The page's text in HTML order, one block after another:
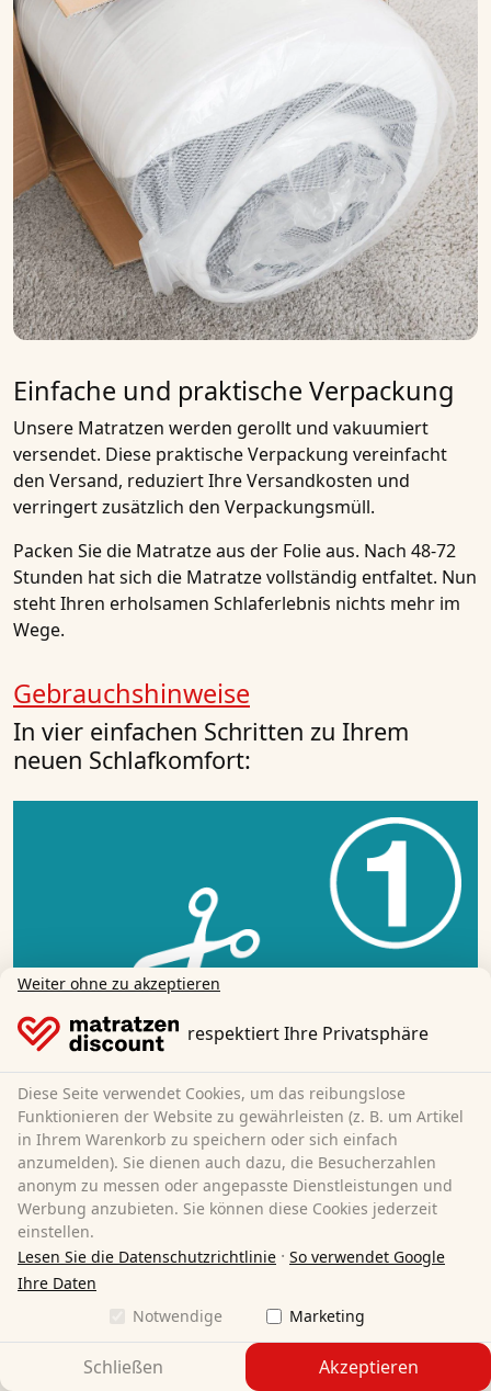
Einfache und praktische Verpackung
Unsere Matratzen werden gerollt und vakuumiert
versendet. Diese praktische Verpackung vereinfacht
den Versand, reduziert Ihre Versandkosten und
verringert zusätzlich den Verpackungsmüll.
Packen Sie die Matratze aus der Folie aus. Nach 48-72
Stunden hat sich die Matratze vollständig entfaltet. Nun
steht Ihren erholsamen Schlaferlebnis nichts mehr im
Wege.
Gebrauchshinweise
In vier einfachen Schritten zu Ihrem
neuen Schlafkomfort:
Entfernen Sie die Folie der Matratze.
Weiter ohne zu akzeptieren
respektiert Ihre Privatsphäre
Diese Seite verwendet Cookies, um das reibungslose
Funktionieren der Website zu gewährleisten (z. B. um Artikel
in Ihrem Warenkorb zu speichern oder sich einfach
anzumelden). Sie dienen auch dazu, die Besucherzahlen
anonym zu messen oder angepasste Dienstleistungen und
Werbung anzubieten. Sie können diese Cookies jederzeit
einstellen.
Lesen Sie die Datenschutzrichtlinie · So verwendet Google
Ihre Daten
Notwendige
Marketing
Schließen Akzeptieren